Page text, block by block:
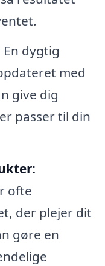
En dygtig
med
give dig
passer til din
ofte
der plejer dit
gøre en